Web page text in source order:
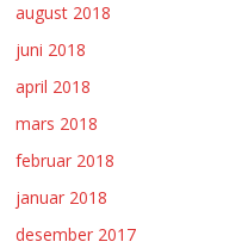
august 2018
juni 2018
april 2018
mars 2018
februar 2018
januar 2018
desember 2017